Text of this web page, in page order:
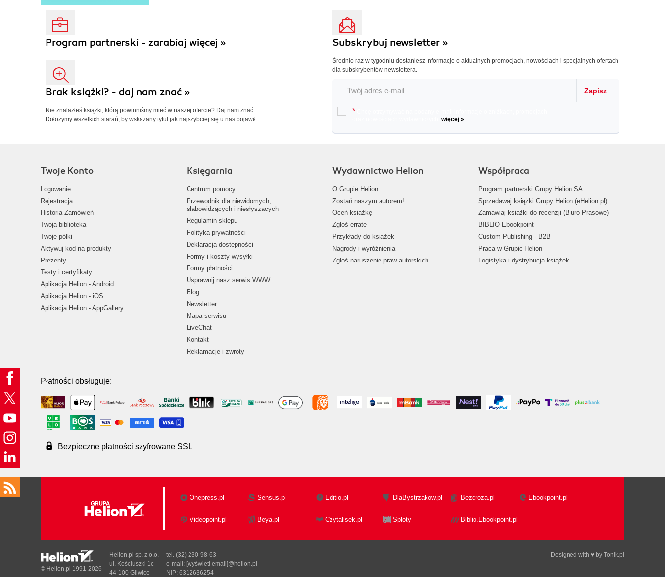
Program partnerski - zarabiaj więcej »
Brak książki? - daj nam znać »
Nie znalazłeś książki, którą powinniśmy mieć w naszej ofercie? Daj nam znać.
Dołożymy wszelkich starań, by wskazany tytuł jak najszybciej się u nas pojawił.
Subskrybuj newsletter »
Średnio raz w tygodniu dostaniesz informacje o aktualnych promocjach, nowościach i specjalnych ofertach
dla subskrybentów newslettera.
Zapisz
*
więcej »
Twoje Konto
Logowanie
Rejestracja
Historia Zamówień
Twoja biblioteka
Twoje półki
Aktywuj kod na produkty
Prezenty
Testy i certyfikaty
Aplikacja Helion - Android
Aplikacja Helion - iOS
Aplikacja Helion - AppGallery
Księgarnia
Centrum pomocy
Przewodnik dla niewidomych,
słabowidzących i niesłyszących
Regulamin sklepu
Polityka prywatności
Deklaracja dostępności
Formy i koszty wysyłki
Formy płatności
Usprawnij nasz serwis WWW
Blog
Newsletter
Mapa serwisu
LiveChat
Kontakt
Reklamacje i zwroty
Wydawnictwo Helion
O Grupie Helion
Zostań naszym autorem!
Oceń książkę
Zgłoś erratę
Przykłady do książek
Nagrody i wyróżnienia
Zgłoś naruszenie praw autorskich
Współpraca
Program partnerski Grupy Helion SA
Sprzedawaj książki Grupy Helion (eHelion.pl)
Zamawiaj książki do recenzji (Biuro Prasowe)
BIBLIO Ebookpoint
Custom Publishing - B2B
Praca w Grupie Helion
Logistyka i dystrybucja książek
Płatności obsługuje:
Bezpieczne płatności szyfrowane SSL
Onepress.pl Sensus.pl Editio.pl DlaBystrzakow.pl Bezdroza.pl Ebookpoint.pl
Videopoint.pl Beya.pl Czytalisek.pl Sploty Biblio.Ebookpoint.pl
Designed with ♥ by Tonik.pl
© Helion.pl 1991-2026
Helion.pl sp. z o.o.
ul. Kościuszki 1c
44-100 Gliwice
tel. (32) 230-98-63
e-mail: [wyświetl email]@helion.pl
NIP: 6312636254